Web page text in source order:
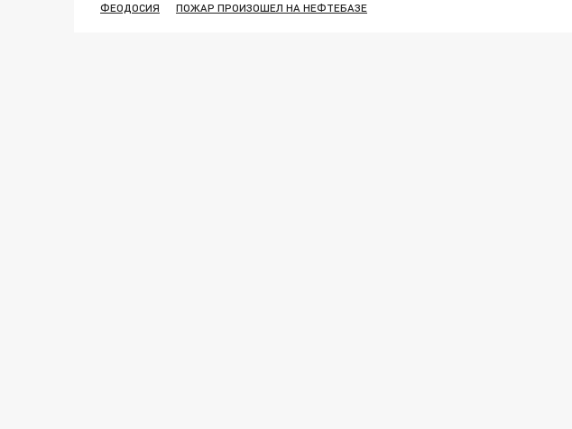
ФЕОДОСИЯ
ПОЖАР ПРОИЗОШЕЛ НА НЕФТЕБАЗЕ